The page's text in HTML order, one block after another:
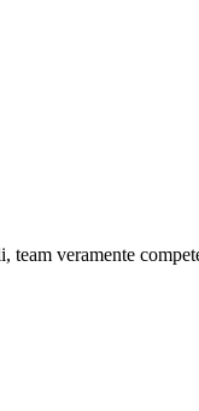
veramente